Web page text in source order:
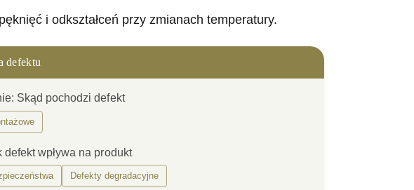
i odkształceń przy zmianach temperatury.
defektu
: Skąd pochodzi defekt
defekt wpływa na produkt
Defekty degradacyjne